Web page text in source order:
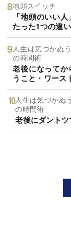
地頭スイッチ
「地頭のいい
たった1つの違い
人生は気づかぬ
の時間術
老後になって
うこと・ワース
人生は気づかぬ
の時間術
老後にダント